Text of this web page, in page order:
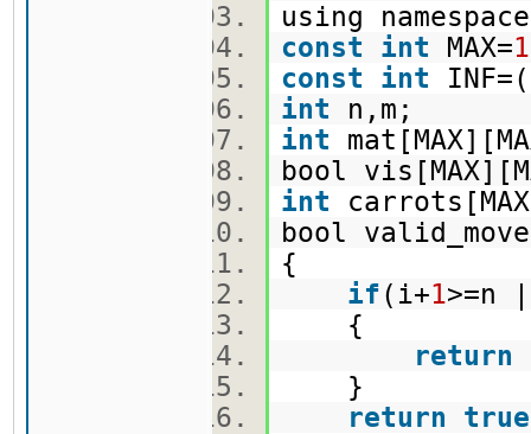
using
const
int MAX=
const
int INF=(
int n,m;
int
bool
int
bool
{
if(i+1
{
return
}
return
true